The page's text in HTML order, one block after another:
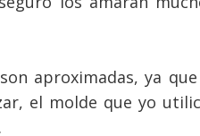
aproximadas, ya
el molde que yo